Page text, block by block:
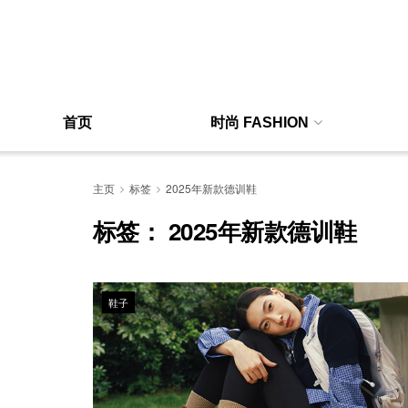
首页 时尚 FASHION
主页 标签 2025年新款德训鞋
标签： 2025年新款德训鞋
鞋子